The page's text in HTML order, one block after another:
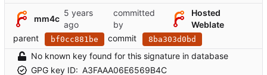
mm4c
committed
by
Hosted
Weblate
parent
bf0cc881be commit 8ba303d0bd
No known key found for this signature in database
GPG key ID: A3FAAA06E6569B4C